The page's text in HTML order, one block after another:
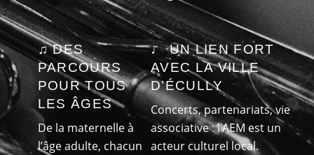
♫ DES
PARCOURS
POUR TOUS
LES ÂGES
De la maternelle à
l’âge adulte, chacun
♩ UN LIEN FORT
AVEC LA VILLE
D’ÉCULLY
Concerts, partenariats, vie
associative : l’AEM est un
acteur culturel local.